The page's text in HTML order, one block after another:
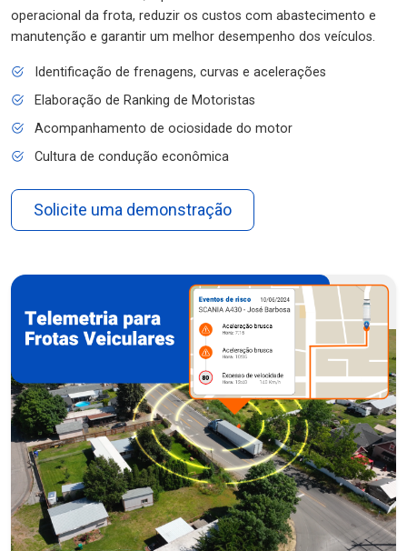
operacional da frota, reduzir os custos com abastecimento e
manutenção e garantir um melhor desempenho dos veículos.
Identificação de frenagens, curvas e acelerações
Elaboração de Ranking de Motoristas
Acompanhamento de ociosidade do motor
Cultura de condução econômica
Solicite uma demonstração